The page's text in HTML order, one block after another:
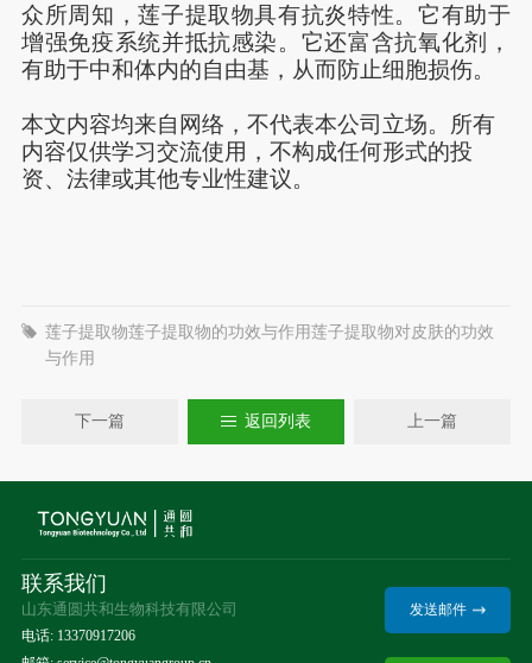
众所周知，莲子提取物具有抗炎特性。它有助于
增强免疫系统并抵抗感染。它还富含抗氧化剂，
有助于中和体内的自由基，从而防止细胞损伤。
本文内容均来自网络 ，不代表本公司 立场。所有
内容仅供学习交流使用，不构成任何形式的投
资、法律或其他专业性建议。
莲子提取物莲子提取物的功效与作用莲子提取物对皮肤的功效
与作用
下一篇 返回列表 上一篇
联系我们
山东通圆共和生物科技有限公司
电话: 13370917206
发送邮件